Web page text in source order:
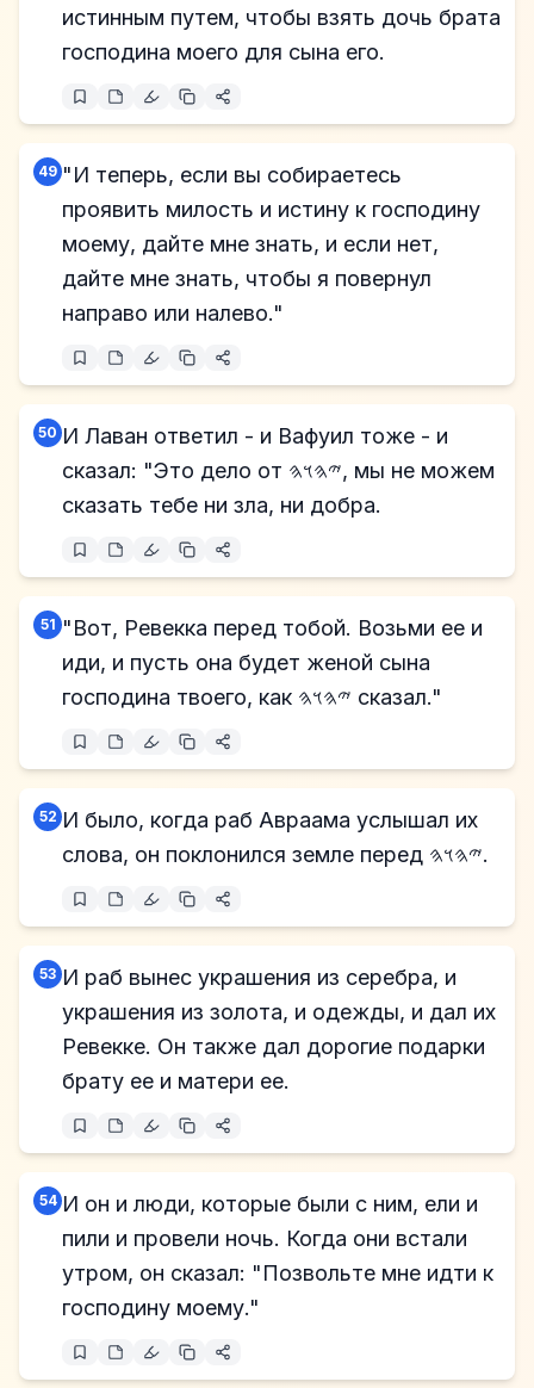
истинным путем, чтобы взять дочь брата
господина моего для сына его.
49 "И теперь, если вы собираетесь
проявить милость и истину к господину
моему, дайте мне знать, и если нет,
дайте мне знать, чтобы я повернул
направо или налево."
50 И Лаван ответил - и Вафуил тоже - и
сказал: "Это дело от 𐤉𐤄𐤅𐤄, мы не можем
сказать тебе ни зла, ни добра.
51 "Вот, Ревекка перед тобой. Возьми ее и
иди, и пусть она будет женой сына
господина твоего, как 𐤉𐤄𐤅𐤄 сказал."
52 И было, когда раб Авраама услышал их
слова, он поклонился земле перед 𐤉𐤄𐤅𐤄.
53 И раб вынес украшения из серебра, и
украшения из золота, и одежды, и дал их
Ревекке. Он также дал дорогие подарки
брату ее и матери ее.
54 И он и люди, которые были с ним, ели и
пили и провели ночь. Когда они встали
утром, он сказал: "Позвольте мне идти к
господину моему."